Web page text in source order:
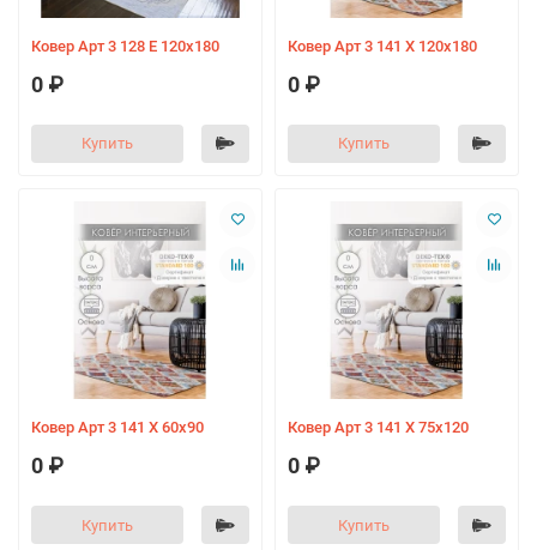
Ковер Арт 3 128 Е 120х180
0 ₽
Купить
Ковер Арт 3 141 X 120х180
0 ₽
Купить
Ковер Арт 3 141 X 60х90
0 ₽
Купить
Ковер Арт 3 141 X 75х120
0 ₽
Купить